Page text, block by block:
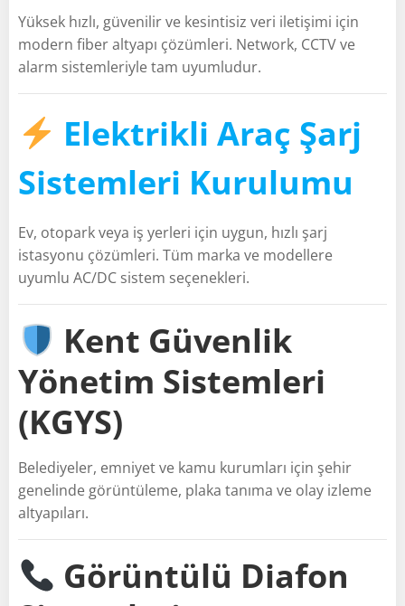
Yüksek hızlı, güvenilir ve kesintisiz veri iletişimi için
modern fiber altyapı çözümleri. Network, CCTV ve
alarm sistemleriyle tam uyumludur.
Elektrikli Araç Şarj
Sistemleri Kurulumu
Ev, otopark veya iş yerleri için uygun, hızlı şarj
istasyonu çözümleri. Tüm marka ve modellere
uyumlu AC/DC sistem seçenekleri.
Kent Güvenlik
Yönetim Sistemleri
(KGYS)
Belediyeler, emniyet ve kamu kurumları için şehir
genelinde görüntüleme, plaka tanıma ve olay izleme
altyapıları.
Görüntülü Diafon